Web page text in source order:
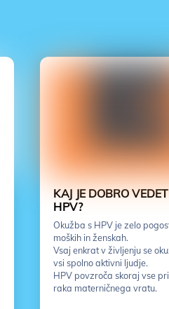
KAJ JE DOBRO
HPV?
Okužba s HPV je zelo
moških in ženskah.
Vsaj enkrat v življenju se
vsi spolno aktivni ljudje.
HPV povzroča skoraj vse
raka materničnega vratu.